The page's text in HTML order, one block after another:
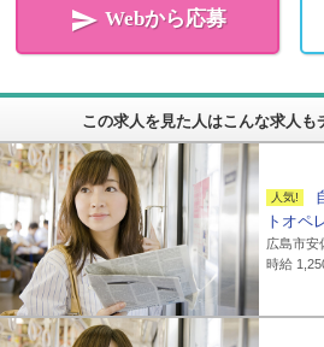
 Webから応募
この求人を見た人はこんな求人も
トオペ
広島市安
時給